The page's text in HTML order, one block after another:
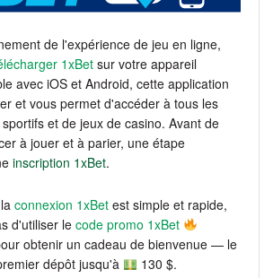
de l'expérience de jeu en ligne,
1xBet sur votre appareil
avec iOS et Android, cette application
et vous permet d'accéder à tous les
et de jeux de casino. Avant de
à jouer et à parier, une étape
inscription 1xBet.
connexion 1xBet est simple et rapide,
d'utiliser le code promo 1xBet
obtenir un cadeau de bienvenue — le
dépôt jusqu'à
130 $.